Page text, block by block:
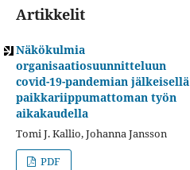
Artikkelit
Näkökulmia
organisaatiosuunnitteluun
covid-19-pandemian jälkeisellä
paikkariippumattoman työn
aikakaudella
Tomi J. Kallio, Johanna Jansson
PDF